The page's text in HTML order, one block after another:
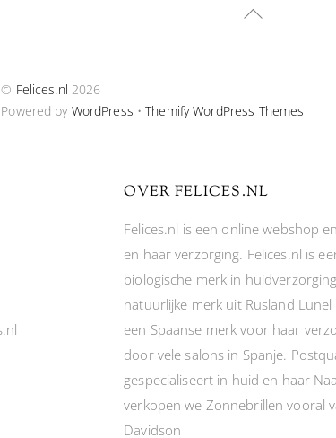
Back
© Felices.nl 2026
Powered by WordPress •Themify WordPress Themes
OVER FELICES.NL
Felices.nl is een online webshop
en haar verzorging. Felices.nl is
biologische merk in
natuurlijke merk uit Rusland Lunel
een Spaanse merk voor haar
door vele salons in Spanje.
gespecialiseert in huid en haar
verkopen we Zonnebrillen vooral
Davidson